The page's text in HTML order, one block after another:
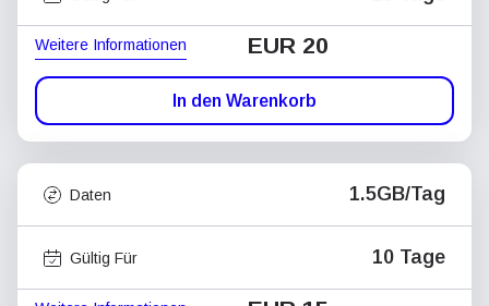
Weitere Informationen EUR 20
In den Warenkorb
Daten 1.5GB/Tag
Gültig Für 10 Tage